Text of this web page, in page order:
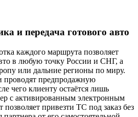
и передача готового авто
каждого маршрута позволяет
в любую точку России и СНГ, а
или дальние регионы по миру.
проводят предпродажную
чего клиенту остаётся лишь
с активированным электронным
привезти ТС под заказ без